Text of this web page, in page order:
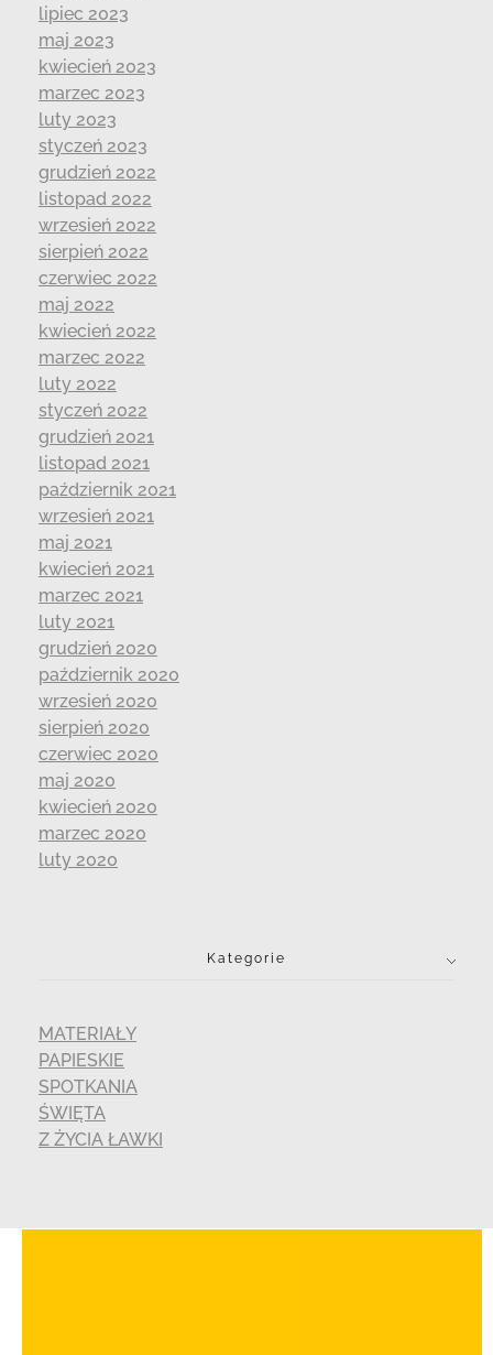
lipiec 2023
maj 2023
kwiecień 2023
marzec 2023
luty 2023
styczeń 2023
grudzień 2022
listopad 2022
wrzesień 2022
sierpień 2022
czerwiec 2022
maj 2022
kwiecień 2022
marzec 2022
luty 2022
styczeń 2022
grudzień 2021
listopad 2021
październik 2021
wrzesień 2021
maj 2021
kwiecień 2021
marzec 2021
luty 2021
grudzień 2020
październik 2020
wrzesień 2020
sierpień 2020
czerwiec 2020
maj 2020
kwiecień 2020
marzec 2020
luty 2020
Kategorie
MATERIAŁY
PAPIESKIE
SPOTKANIA
ŚWIĘTA
Z ŻYCIA ŁAWKI